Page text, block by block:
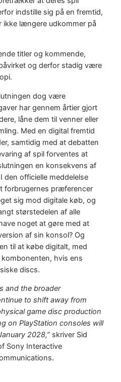
indstille sig på en fremtid,
ikke længere udkommer på
titler og kommende,
og derfor stadig være
dog være
har gennem årtier gjort
låne dem til venner eller
Med en digital fremtid
samtidig med at debatten
af spil forventes at
en konsekvens af
den officielle meddelelse
forbrugernes præferencer
sig mod digitale køb, og
størstedelen af alle
noget at gøre med at
af sin konsol? Og
til at købe digitalt, med
hvis ens
discs.
and the broader
to shift away from
game disc production
on PlayStation consoles will
2028,” skriver Sid
Sony Interactive